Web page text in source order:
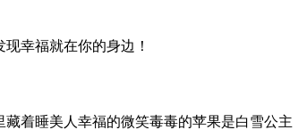
幸福就在你的身边！
着睡美人幸福的微笑毒毒的苹果是白雪公主